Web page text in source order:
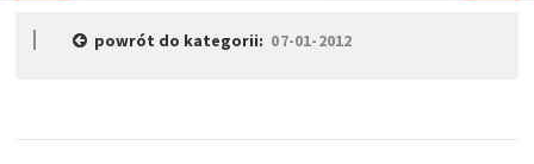
powrót do kategorii: 07-01-2012